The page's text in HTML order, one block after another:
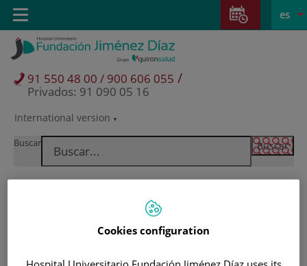
Saltar al contenido
Saltar
contenido
Selector
idioma
activo
es
International version
91 550 48 00 / 900 606 055 /
Privados: 91 090 05 16
Buscar
Toggle
navigation
Cookies configuration